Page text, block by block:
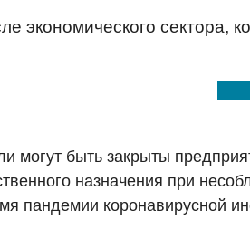
экономического
могут быть закрыты
назначения при
пандемии коронавирусной